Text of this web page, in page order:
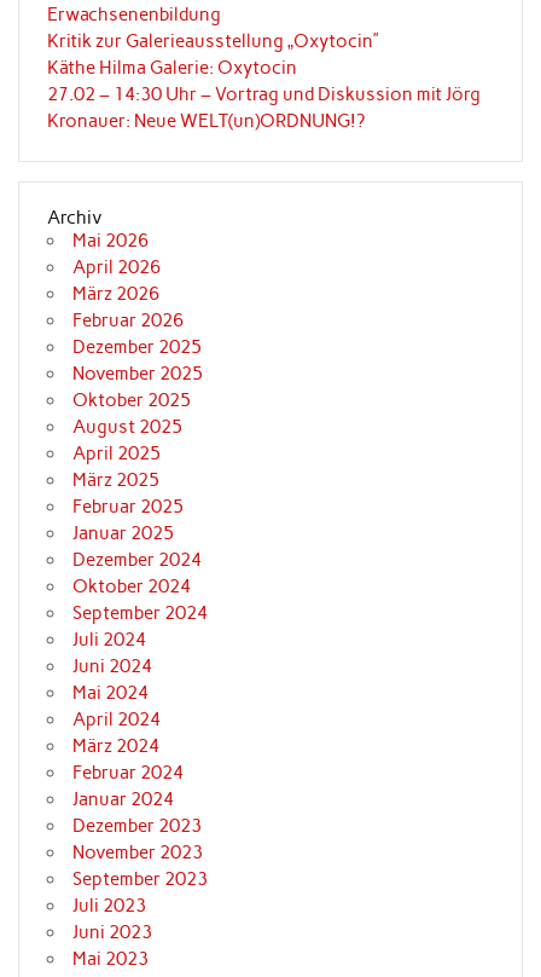
Erwachsenenbildung
Kritik zur Galerieausstellung „Oxytocin”
Käthe Hilma Galerie: Oxytocin
27.02 – 14:30 Uhr – Vortrag und Diskussion mit Jörg
Kronauer: Neue WELT(un)ORDNUNG!?
Archiv
Mai 2026
April 2026
März 2026
Februar 2026
Dezember 2025
November 2025
Oktober 2025
August 2025
April 2025
März 2025
Februar 2025
Januar 2025
Dezember 2024
Oktober 2024
September 2024
Juli 2024
Juni 2024
Mai 2024
April 2024
März 2024
Februar 2024
Januar 2024
Dezember 2023
November 2023
September 2023
Juli 2023
Juni 2023
Mai 2023